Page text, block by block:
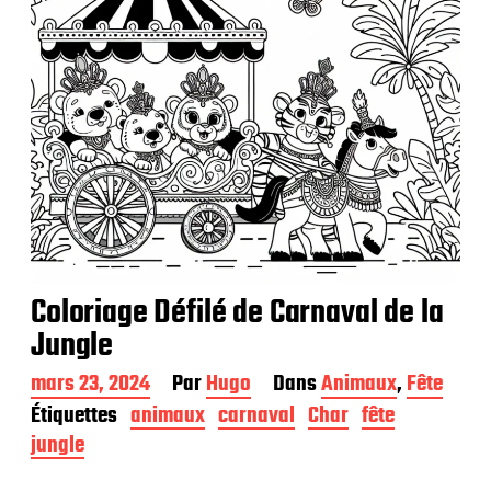
Coloriage Défilé de Carnaval de la
Jungle
D
a
t
e
mars 23, 2024 ParHugo DansAnimaux,Fête
Étiquettes animaux carnaval Char fête
jungle